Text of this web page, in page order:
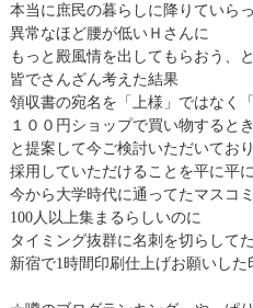
本当に庶民の暮らしに降りていら
異常なほど腰が低いＨさんに
もっと殿風情を出してもらおう、と
皆でさんざん考えた結果
領収書の宛名を「上様」ではなく
１００円ショップで買い物すると
と提案して今ご検討いただいており
採用していただけることを平に平
今から大学時代に通ってたマスコ
100人以上集まるらしいのに
タイミング抜群に名刺を切らして
新宿で1時間印刷仕上げお願いし